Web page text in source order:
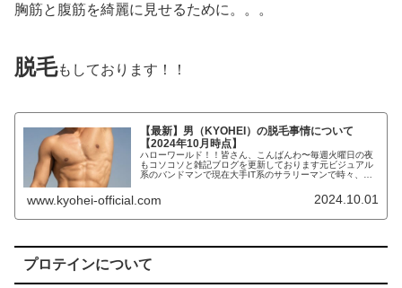
胸筋と腹筋を綺麗に見せるために。。。
脱毛もしております！！
【最新】男（KYOHEI）の脱毛事情について
【2024年10月時点】
ハローワールド！！皆さん、こんばんわ〜毎週火曜日の夜
もコソコソと雑記ブログを更新しております元ビジュアル
系のバンドマンで現在大手IT系のサラリーマンで時々、タ
www.kyohei-official.com 2024.10.01
プロテインについて